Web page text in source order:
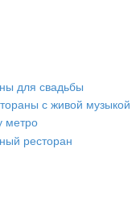
для свадьбы
с живой музыкой
метро
ресторан